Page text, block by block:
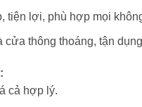
tiện lợi, phù hợp mọi
cửa thông thoáng, tận
cả hợp lý.